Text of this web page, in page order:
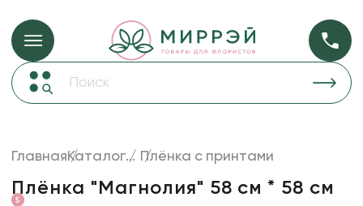
Упаковка для цветов и подарков Упаковка для
Пленка
Декор для дома
ГлавнаяКаталог... Плёнка с принтами
Плёнка "Магнолия" 58 см * 58 см
5